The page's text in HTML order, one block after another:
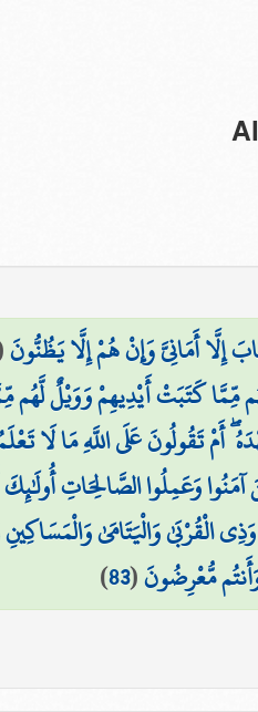
إِلَّا أَمَانِيَّ وَإِنْ هُمْ إِلَّا يَظُنُّونَ
مِّمَّا كَتَبَتْ أَيْدِيهِمْ وَوَيْلٌ
أَمْ تَقُولُونَ عَلَى اللَّهِ مَا لَا
آمَنُوا وَعَمِلُوا الصَّالِحَاتِ
الْقُرْبَىٰ وَالْيَتَامَىٰ
مُّعْرِضُونَ(
83
)